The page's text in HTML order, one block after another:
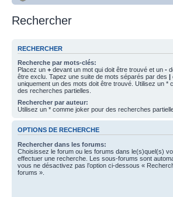
Rechercher
RECHERCHER
Recherche par mots-clés:
Placez un + devant un mot qui doit être trouvé et un -
être exclu. Tapez une suite de mots séparés par des |
uniquement un des mots doit être trouvé. Utilisez un *
des recherches partielles.
Rechercher par auteur:
Utilisez un * comme joker pour des recherches
OPTIONS DE RECHERCHE
Rechercher dans les forums:
Choisissez le forum ou les forums dans le(s)quel(s)
effectuer une recherche. Les sous-forums sont
vous ne désactivez pas l’option ci-dessous «
forums ».